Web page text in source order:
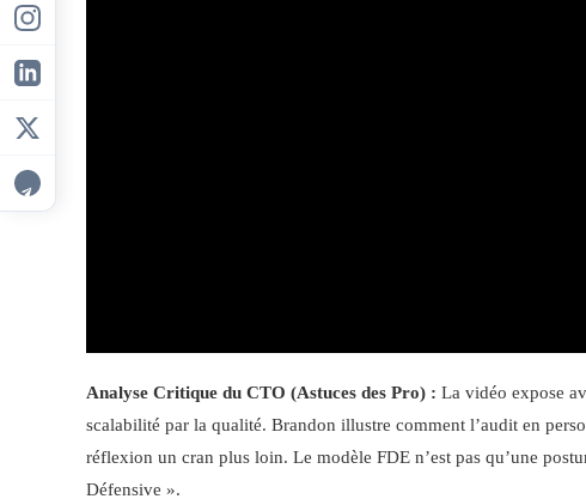
Analyse Critique du CTO (Astuces des Pro) : La vidéo expose
scalabilité par la qualité. Brandon illustre comment l’audit en
réflexion un cran plus loin. Le modèle FDE n’est pas qu’une
Défensive ».